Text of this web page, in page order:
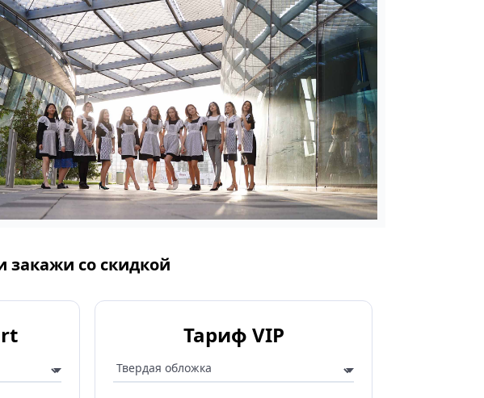
закажи со скидкой
Тариф VIP